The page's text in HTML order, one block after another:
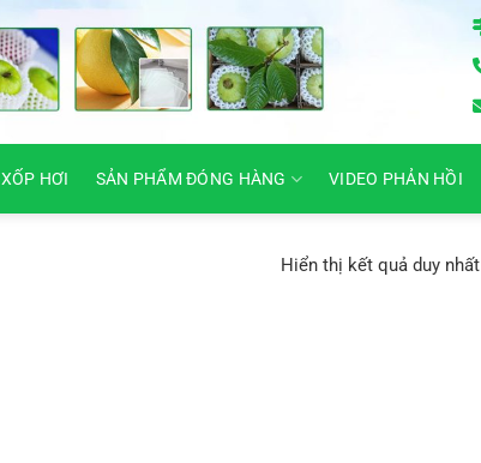
XỐP HƠI SẢN PHẨM ĐÓNG HÀNG VIDEO PHẢN HỒI
Hiển thị kết quả duy nhất